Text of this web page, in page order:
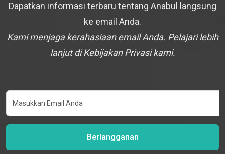
Dapatkan informasi terbaru tentang Anabul langsung
ke email Anda.
Kami menjaga kerahasiaan email Anda. Pelajari lebih
lanjut di Kebijakan Privasi kami.
Berlangganan